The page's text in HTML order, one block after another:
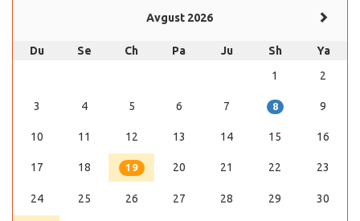
Avgust 2026
Du Se Ch Pa Ju Sh
Ya
1
2
3 4 5 6 7 8 9
10 11 12 13 14 15 16
17 18 19 20 21 22 23
24 25 26 27 28 29 30